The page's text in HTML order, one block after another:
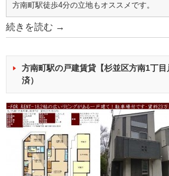
方南町駅徒歩4分の立地もオススメです。
続きを読む →
方南町駅の戸建賃貸【杉並区方南1丁
済）